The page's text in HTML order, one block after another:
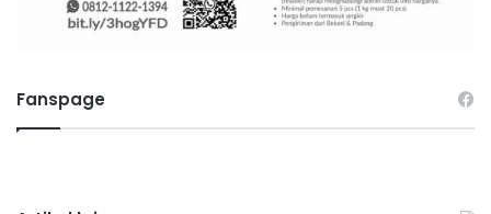
Fanspage